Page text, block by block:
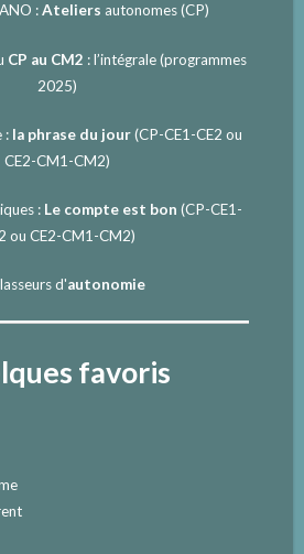
:Ateliers autonomes (CP)
CP au CM2 : l’intégrale (programmes
2025)
: la phrase du jour(CP-CE1-CE2 ou
CE2-CM1-CM2)
: Le compte est bon (CP-CE1-
ou CE2-CM1-CM2)
d'autonomie
favoris